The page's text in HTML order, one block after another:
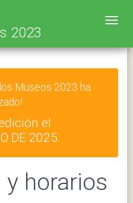
2023
Museos 2023 ha
el
DE 2025.
horarios